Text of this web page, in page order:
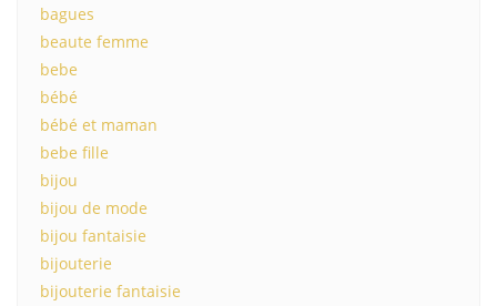
bagues
beaute femme
bebe
bébé
bébé et maman
bebe fille
bijou
bijou de mode
bijou fantaisie
bijouterie
bijouterie fantaisie